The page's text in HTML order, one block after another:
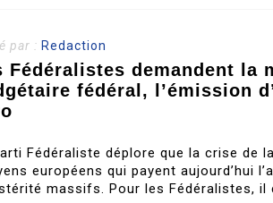
par : Redaction
Fédéralistes demandent la
fédéral, l’émission
Fédéraliste déplore que la crise de
européens qui payent aujourd’hui
massifs. Pour les Fédéralistes,